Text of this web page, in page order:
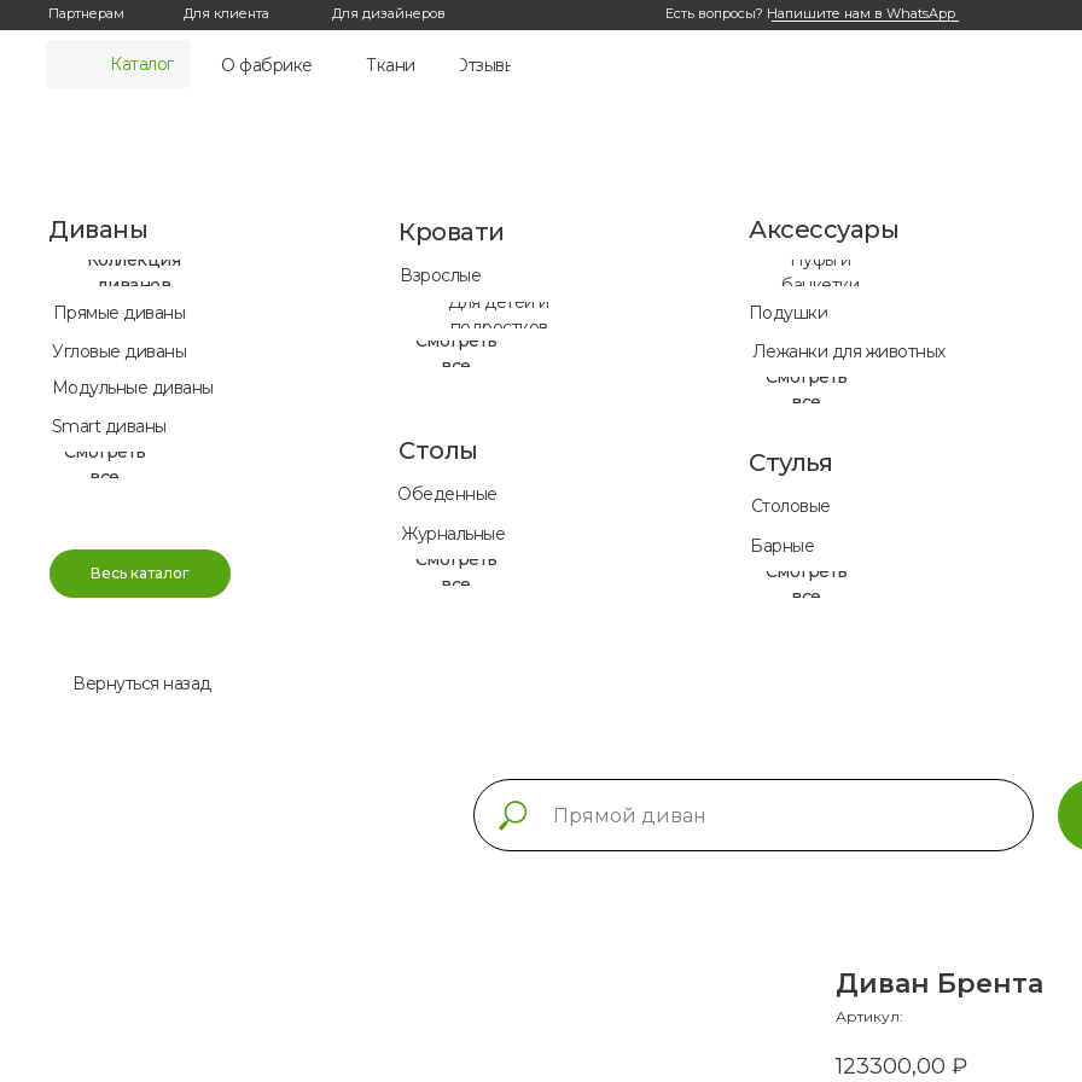
Каталог О фабрике Ткани Отзывы
Есть вопросы? Напишите нам в WhatsApp
Партнерам Для клиента Для дизайнеров
Диваны Кровати
Стулья
Аксессуары
Весь каталог
Прямые диваны
Угловые диваны
Модульные диваны
Smart диваны
Смотреть
все
Взрослые
Для детей и
подростков
Смотреть
все
Столовые
Барные
Смотреть
все
Столы
Обеденные
Журнальные
Смотреть
все
Пуфы и
банкетки
Подушки
Лежанки для животных
Смотреть
все
Коллекция
диванов
Вернуться назад
Диван Брента
Артикул:
123300,00 ₽